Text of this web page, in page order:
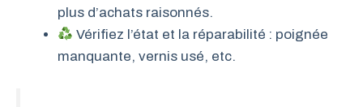
plus d’achats raisonnés.
Vérifiez l’état et la réparabilité : poignée
manquante, vernis usé, etc.